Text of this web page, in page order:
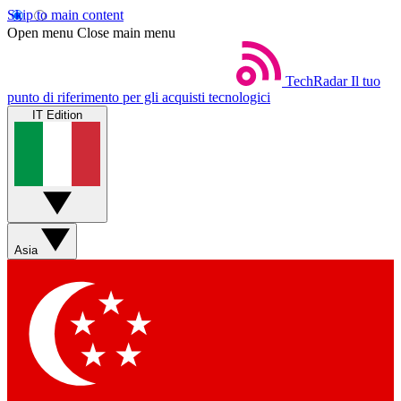
Skip to main content
Open menu Close main menu
TechRadar Il tuo
punto di riferimento per gli acquisti tecnologici
IT Edition
Asia